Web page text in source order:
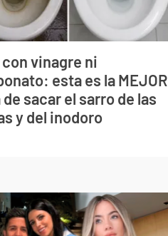
con vinagre ni
esta es la MEJOR
sacar el sarro de las
y del inodoro